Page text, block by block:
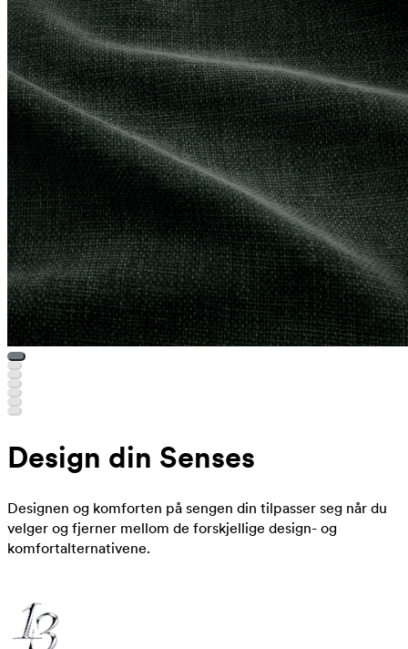
Design din Senses
Designen og komforten på sengen din tilpasser seg når du
velger og fjerner mellom de forskjellige design- og
komfortalternativene.